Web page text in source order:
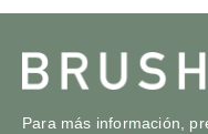
Para más información,